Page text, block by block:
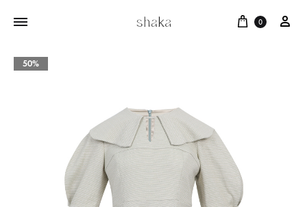
Cart
0
50%